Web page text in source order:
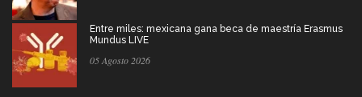
Entre miles: mexicana gana beca de maestría Erasmus
Mundus LIVE
05 Agosto 2026